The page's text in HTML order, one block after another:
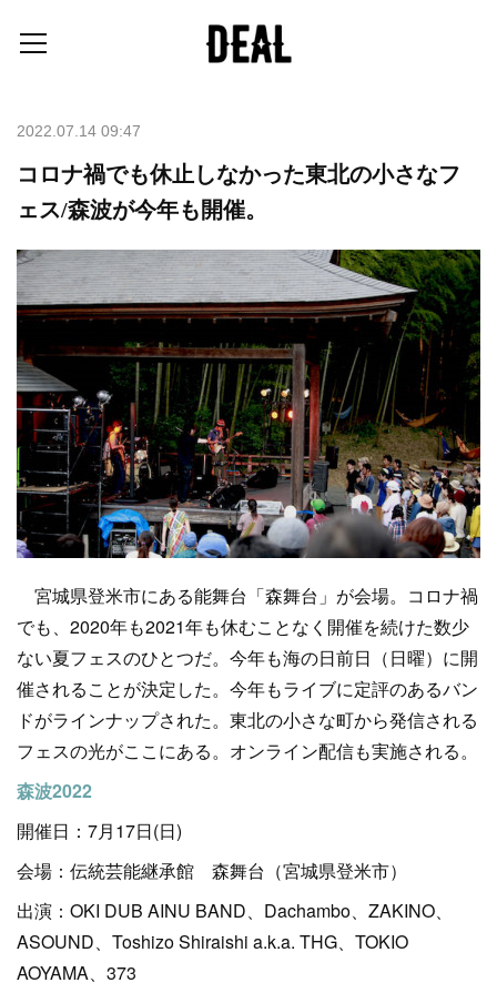
2022.07.14 09:47
コロナ禍でも休止しなかった東北の小さなフ
ェス/森波が今年も開催。
宮城県登米市にある能舞台「森舞台」が会場。コロナ禍
でも、2020年も2021年も休むことなく開催を続けた数少
ない夏フェスのひとつだ。今年も海の日前日（日曜）に開
催されることが決定した。今年もライブに定評のあるバン
ドがラインナップされた。東北の小さな町から発信される
フェスの光がここにある。オンライン配信も実施される。
森波2022
開催日：7月17日(日)
会場：伝統芸能継承館 森舞台（宮城県登米市）
出演：OKI DUB AINU BAND、Dachambo、ZAKINO、
ASOUND、Toshizo Shiraishi a.k.a. THG、TOKIO
AOYAMA、373